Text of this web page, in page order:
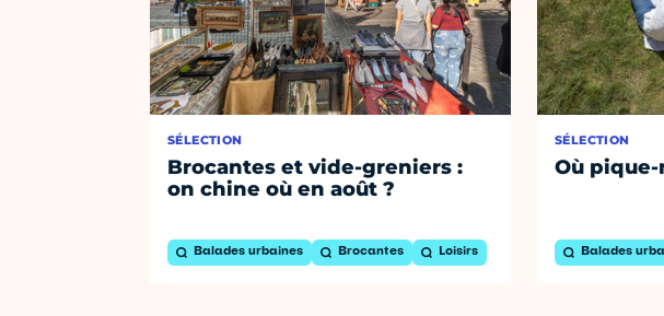
SÉLECTION
Brocantes et vide-greniers :
on chine où en août ?
Balades urbaines Brocantes Loisirs
SÉLECTION
Où pique-
Balades